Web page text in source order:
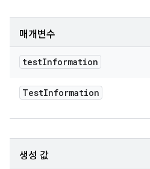
매개변수
testInformation
TestInformation
생성 값